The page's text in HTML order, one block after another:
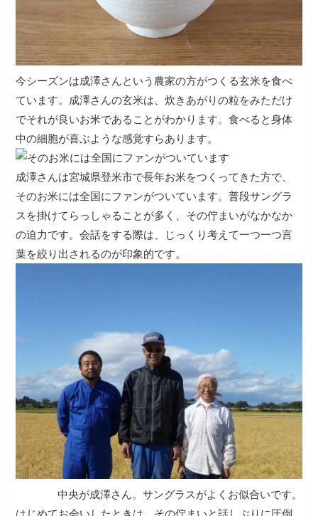
今シーズンは成澤さんという農家の方がつくる玄米を食べ
ています。成澤さんの玄米は、炊きあがりの粒をみただけ
でそれが良いお米であることがわかります。食べると身体
中の細胞が喜ぶような感覚すらあります。
成澤さんは宮城県登米市で長年お米をつくってきた方で、
そのお米には全国にファンがついています。普段サングラ
スを掛けてらっしゃることが多く、その佇まいがなかなか
の迫力です。会話をする際は、じっくり考えて一つ一つ言
葉を絞り出されるのが印象的です。
中央が成澤さん。サングラスがよくお似合いです。
はじめてお会いしたときは、その佇まいと話しぶりに圧倒